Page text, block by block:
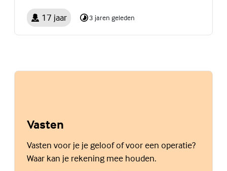
17 jaar 3 jaren geleden
Vasten
Vasten voor je je geloof of voor een operatie?
Waar kan je rekening mee houden.